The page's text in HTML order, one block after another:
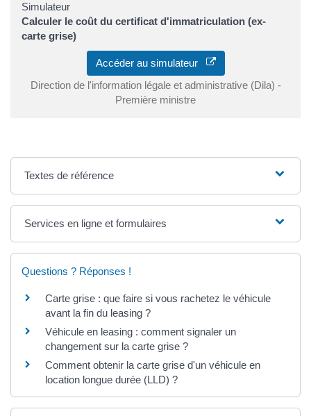
Simulateur
Calculer le coût du certificat d'immatriculation (ex-
carte grise)
Accéder au simulateur
Direction de l'information légale et administrative (Dila) -
Première ministre
Textes de référence
Services en ligne et formulaires
Questions ? Réponses !
Carte grise : que faire si vous rachetez le véhicule
avant la fin du leasing ?
Véhicule en leasing : comment signaler un
changement sur la carte grise ?
Comment obtenir la carte grise d'un véhicule en
location longue durée (LLD) ?